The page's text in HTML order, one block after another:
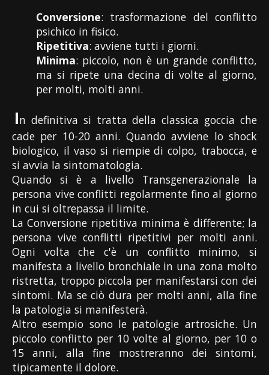
Conversione: trasformazione del conflitto
psichico in fisico.
Ripetitiva: avviene tutti i giorni.
Minima: piccolo, non è un grande conflitto,
ma si ripete una decina di volte al giorno,
per molti, molti anni.
In definitiva si tratta della classica goccia che
cade per 10-20 anni. Quando avviene lo shock
biologico, il vaso si riempie di colpo, trabocca, e
si avvia la sintomatologia.
Quando si è a livello Transgenerazionale la
persona vive conflitti regolarmente fino al giorno
in cui si oltrepassa il limite.
La Conversione ripetitiva minima è differente; la
persona vive conflitti ripetitivi per molti anni.
Ogni volta che c'è un conflitto minimo, si
manifesta a livello bronchiale in una zona molto
ristretta, troppo piccola per manifestarsi con dei
sintomi. Ma se ciò dura per molti anni, alla fine
la patologia si manifesterà.
Altro esempio sono le patologie artrosiche. Un
piccolo conflitto per 10 volte al giorno, per 10 o
15 anni, alla fine mostreranno dei sintomi,
tipicamente il dolore.